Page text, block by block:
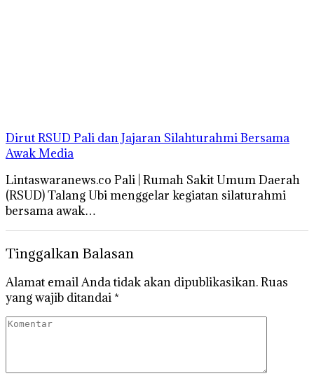
Dirut RSUD Pali dan Jajaran Silahturahmi Bersama
Awak Media
Lintaswaranews.co Pali | Rumah Sakit Umum Daerah
(RSUD) Talang Ubi menggelar kegiatan silaturahmi
bersama awak…
Tinggalkan Balasan
Alamat email Anda tidak akan dipublikasikan.Ruas
yang wajib ditandai *